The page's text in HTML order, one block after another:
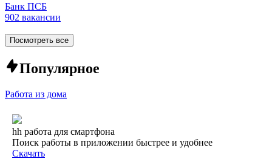
Банк ПСБ
902 вакансии
Посмотреть все
Популярное
Работа из дома
hh работа для смартфона
Поиск работы в приложении быстрее и удобнее
Скачать